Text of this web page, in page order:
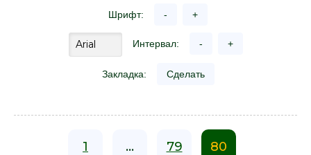
Шрифт: - +
Интервал: - +
Закладка: Сделать
1 ... 79 80